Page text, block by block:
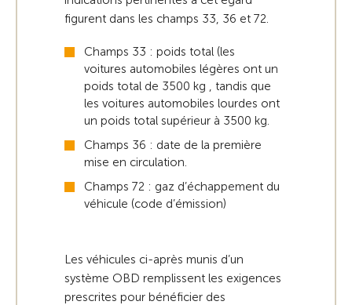
figurent dans les champs 33, 36 et 72.
Champs 33 : poids total (les
voitures automobiles légères ont un
poids total de 3500 kg , tandis que
les voitures automobiles lourdes ont
un poids total supérieur à 3500 kg.
Champs 36 : date de la première
mise en circulation.
Champs 72 : gaz d’échappement du
véhicule (code d’émission)
Les véhicules ci-après munis d’un
système OBD remplissent les exigences
prescrites pour bénéficier des